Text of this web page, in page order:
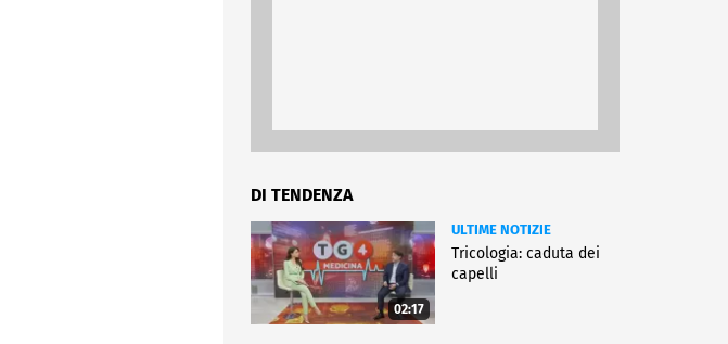
DI TENDENZA
02:17
ULTIME NOTIZIE
Tricologia: caduta dei
capelli